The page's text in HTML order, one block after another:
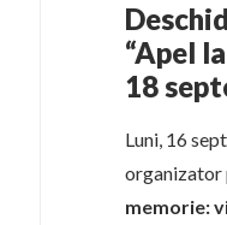
“Apel
18
Luni, 16
organizator
memorie: